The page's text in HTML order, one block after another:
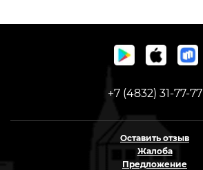
+7 (4832) 31-77-77
Оставить отзыв
Жалоба
Предложение